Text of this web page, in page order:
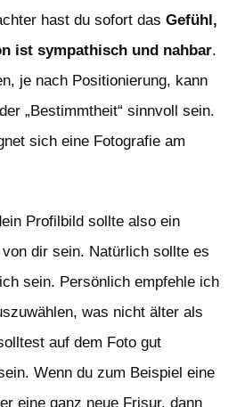
hast du sofort das Gefühl,
ist sympathisch und nahbar.
je nach Positionierung, kann
„Bestimmtheit“ sinnvoll sein.
sich eine Fotografie am
Profilbild sollte also ein
von dir sein. Natürlich sollte es
sein. Persönlich empfehle ich
was nicht älter als
auf dem Foto gut
Wenn du zum Beispiel eine
eine ganz neue Frisur, dann